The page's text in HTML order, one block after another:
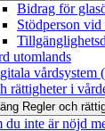
Bidrag för
Stödperson vid
utomlands
vårdsystem
rättigheter i
Regler och
du inte är nöjd